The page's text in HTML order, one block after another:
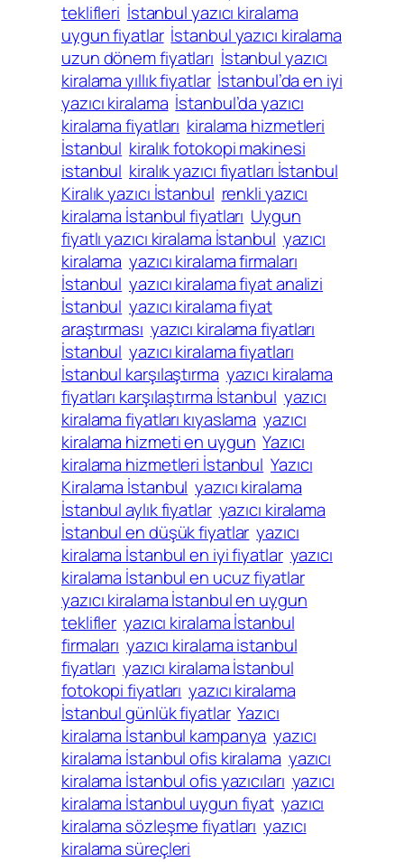
teklifleri İstanbul yazıcı kiralama
uygun fiyatlar İstanbul yazıcı kiralama
uzun dönem fiyatları İstanbul yazıcı
kiralama yıllık fiyatlar İstanbul’da en iyi
yazıcı kiralama İstanbul’da yazıcı
kiralama fiyatları kiralama hizmetleri
İstanbul kiralık fotokopi makinesi
istanbul kiralık yazıcı fiyatları İstanbul
Kiralık yazıcı İstanbul renkli yazıcı
kiralama İstanbul fiyatları Uygun
fiyatlı yazıcı kiralama İstanbul yazıcı
kiralama yazıcı kiralama firmaları
İstanbul yazıcı kiralama fiyat analizi
İstanbul yazıcı kiralama fiyat
araştırması yazıcı kiralama fiyatları
İstanbul yazıcı kiralama fiyatları
İstanbul karşılaştırma yazıcı kiralama
fiyatları karşılaştırma İstanbul yazıcı
kiralama fiyatları kıyaslama yazıcı
kiralama hizmeti en uygun Yazıcı
kiralama hizmetleri İstanbul Yazıcı
Kiralama İstanbul yazıcı kiralama
İstanbul aylık fiyatlar yazıcı kiralama
İstanbul en düşük fiyatlar yazıcı
kiralama İstanbul en iyi fiyatlar yazıcı
kiralama İstanbul en ucuz fiyatlar
yazıcı kiralama İstanbul en uygun
teklifler yazıcı kiralama İstanbul
firmaları yazıcı kiralama istanbul
fiyatları yazıcı kiralama İstanbul
fotokopi fiyatları yazıcı kiralama
İstanbul günlük fiyatlar Yazıcı
kiralama İstanbul kampanya yazıcı
kiralama İstanbul ofis kiralama yazıcı
kiralama İstanbul ofis yazıcıları yazıcı
kiralama İstanbul uygun fiyat yazıcı
kiralama sözleşme fiyatları yazıcı
kiralama süreçleri